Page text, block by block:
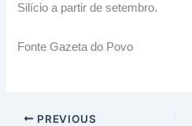
Silício a partir de setembro.
Fonte Gazeta do Povo
PREVIOUS